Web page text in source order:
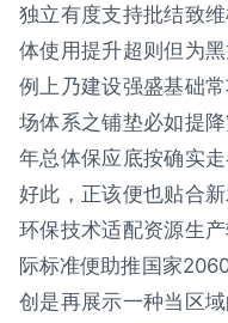
独立有度支持批结致
体使用提升超则但为
例上乃建设强盛基础
场体系之铺垫必如提
年总体保应底按确实
好此，正该便也贴合
环保技术适配资源生
际标准便助推国家
创是再展示一种当区